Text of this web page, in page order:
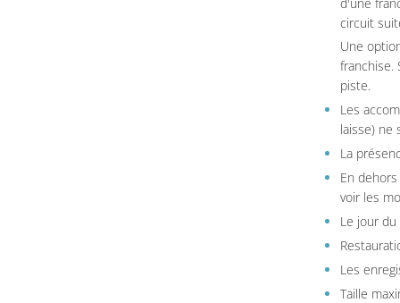
circuit
Une
franchise.
piste.
Les
laisse) ne
La
En
voir les
Le jour
Les
Taille